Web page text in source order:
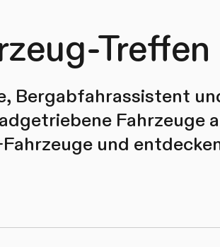
Treffen
Bergabfahrassistent
Fahrzeuge
und